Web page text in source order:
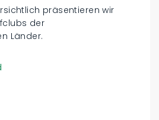
präsentieren wir
der
Länder.